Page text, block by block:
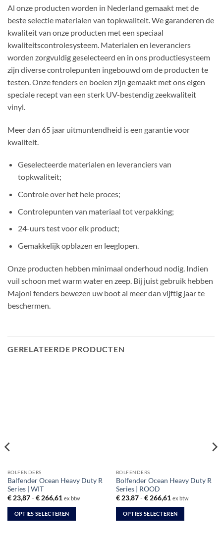
Al onze producten worden in Nederland gemaakt met de
beste selectie materialen van topkwaliteit. We garanderen de
kwaliteit van onze producten met een speciaal
kwaliteitscontrolesysteem. Materialen en leveranciers
worden zorgvuldig geselecteerd en in ons productiesysteem
zijn diverse controlepunten ingebouwd om de producten te
testen. Onze fenders en boeien zijn gemaakt met ons eigen
speciale recept van een sterk UV-bestendig zeekwaliteit
vinyl.
Meer dan 65 jaar uitmuntendheid is een garantie voor
kwaliteit.
Geselecteerde materialen en leveranciers van
topkwaliteit;
Controle over het hele proces;
Controlepunten van materiaal tot verpakking;
24-uurs test voor elk product;
Gemakkelijk opblazen en leeglopen.
Onze producten hebben minimaal onderhoud nodig. Indien
vuil schoon met warm water en zeep. Bij juist gebruik hebben
Majoni fenders bewezen uw boot al meer dan vijftig jaar te
beschermen.
GERELATEERDE PRODUCTEN
BOLFENDERS
Balfender Ocean Heavy Duty R
Series | WIT
€23,87 - €266,61Prijsklasse:
tot
€ 266,61
ex btw
OPTIES SELECTEREN
BOLFENDERS
Bolfender Ocean Heavy Duty R
Series | ROOD
€23,87 - €266,61Prijsklasse:
tot
€ 266,61
ex btw
OPTIES SELECTEREN